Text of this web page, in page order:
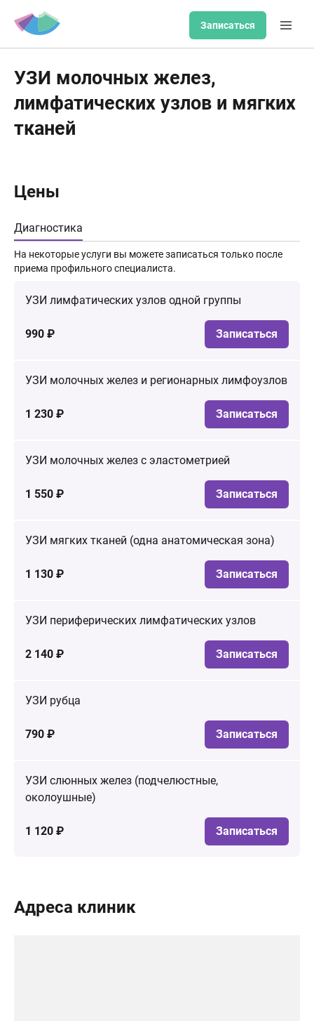
Записаться
УЗИ молочных желез,
лимфатических узлов и мягких
тканей
Цены
Диагностика
На некоторые услуги вы можете записаться только после
приема профильного специалиста.
УЗИ лимфатических узлов одной группы
990 ₽ Записаться
УЗИ молочных желез и регионарных лимфоузлов
1 230 ₽ Записаться
УЗИ молочных желез с эластометрией
1 550 ₽ Записаться
УЗИ мягких тканей (одна анатомическая зона)
1 130 ₽ Записаться
УЗИ периферических лимфатических узлов
2 140 ₽ Записаться
УЗИ рубца
790 ₽ Записаться
УЗИ слюнных желез (подчелюстные,
околоушные)
1 120 ₽ Записаться
Адреса клиник